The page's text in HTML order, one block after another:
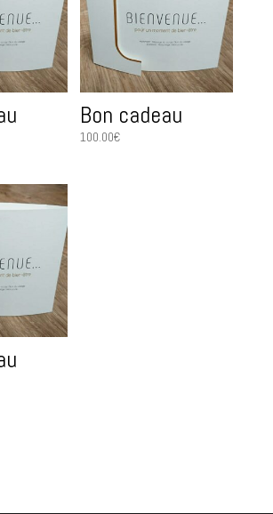
Bon cadeau
100.00€